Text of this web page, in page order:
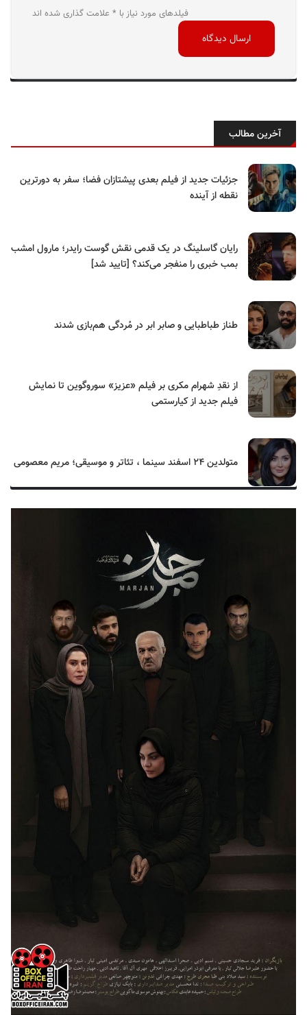
فیلدهای مورد نیاز با * علامت گذاری شده اند
آخرین مطالب
جزئیات جدید از فیلم بعدی پیشتازان فضا؛ سفر به دورترین
نقطه از آینده
رایان گاسلینگ در یک قدمی نقش گوست رایدر؛ مارول امشب
بمب خبری را منفجر می‌کند؟ [تایید شد]
طناز طباطبایی و صابر ابر در مُردگی هم‌بازی شدند
از نقدِ شهرام مکری بر فیلم «عزیز» سوروگوین تا نمایش
فیلم جدید از کیارستمی
متولدین ۲۴ اسفند سینما ، تئاتر و موسیقی؛ مریم معصومی